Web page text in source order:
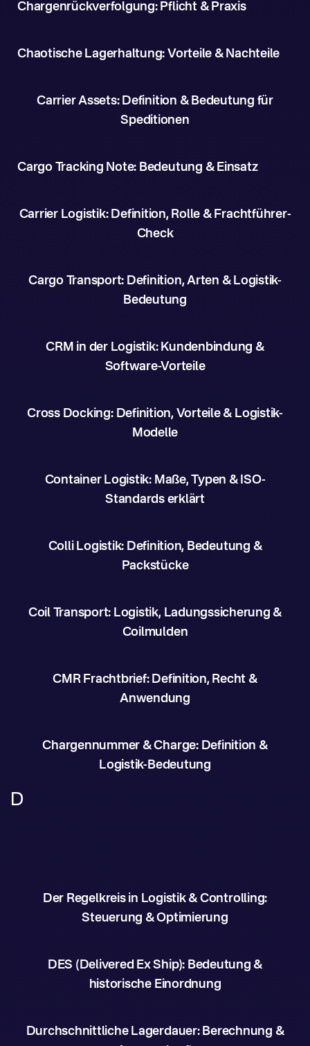
Chargenrückverfolgung: Pflicht & Praxis
Chaotische Lagerhaltung: Vorteile & Nachteile
Carrier Assets: Definition & Bedeutung für
Speditionen
Cargo Tracking Note: Bedeutung & Einsatz
Carrier Logistik: Definition, Rolle & Frachtführer-
Check
Cargo Transport: Definition, Arten & Logistik-
Bedeutung
CRM in der Logistik: Kundenbindung &
Software-Vorteile
Cross Docking: Definition, Vorteile & Logistik-
Modelle
Container Logistik: Maße, Typen & ISO-
Standards erklärt
Colli Logistik: Definition, Bedeutung &
Packstücke
Coil Transport: Logistik, Ladungssicherung &
Coilmulden
CMR Frachtbrief: Definition, Recht &
Anwendung
Chargennummer & Charge: Definition &
Logistik-Bedeutung
D
Der Regelkreis in Logistik & Controlling:
Steuerung & Optimierung
DES (Delivered Ex Ship): Bedeutung &
historische Einordnung
Durchschnittliche Lagerdauer: Berechnung &